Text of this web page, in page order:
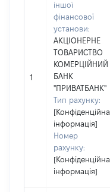
1
іншої
фінансової
установи:
АКЦІОНЕРНЕ
ТОВАРИСТВО
КОМЕРЦІЙНИЙ
БАНК
"ПРИВАТБАНК"
Тип рахунку:
[Конфіденційна
інформація]
Номер
рахунку:
[Конфіденційна
інформація]